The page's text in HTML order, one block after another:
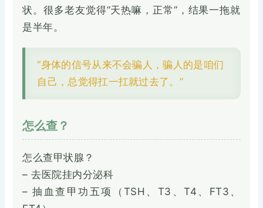
状。很多老友觉得”天热嘛，正常”，结果一拖就
是半年。
“身体的信号从来不会骗人，骗人的是咱们
自己，总觉得扛一扛就过去了。”
怎么查？
怎么查甲状腺？
– 去医院挂内分泌科
– 抽血查甲功五项（TSH、T3、T4、FT3、